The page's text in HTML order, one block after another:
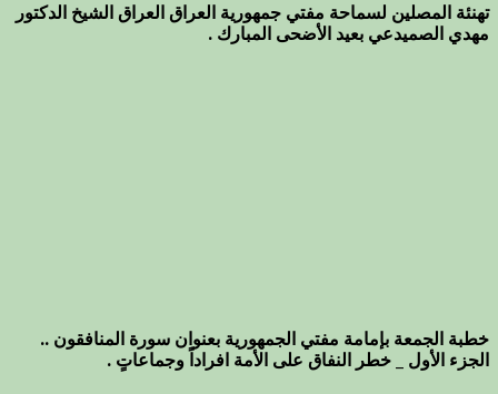
تهنئة المصلين لسماحة مفتي جمهورية العراق العراق الشيخ الدكتور
مهدي الصميدعي بعيد الأضحى المبارك .
خطبة الجمعة بإمامة مفتي الجمهورية بعنوان سورة المنافقون ..
الجزء الأول _ خطر النفاق على الأمة افراداً وجماعاتٍ .